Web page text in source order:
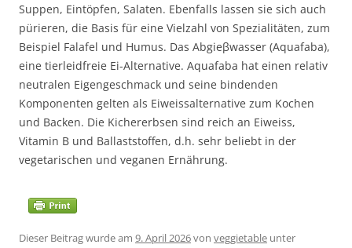
Suppen, Eintöpfen, Salaten. Ebenfalls lassen sie sich auch
pürieren, die Basis für eine Vielzahl von Spezialitäten, zum
Beispiel Falafel und Humus. Das Abgieβwasser (Aquafaba),
eine tierleidfreie Ei-Alternative. Aquafaba hat einen relativ
neutralen Eigengeschmack und seine bindenden
Komponenten gelten als Eiweissalternative zum Kochen
und Backen. Die Kichererbsen sind reich an Eiweiss,
Vitamin B und Ballaststoffen, d.h. sehr beliebt in der
vegetarischen und veganen Ernährung.
Dieser Beitrag wurde am 9. April 2026von veggietable unter